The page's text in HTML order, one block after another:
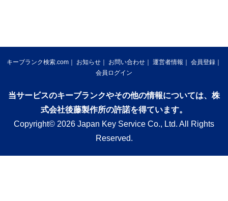
キーブランク検索.com お知らせ お問い合わせ 運営者情報
会員登録
会員ログイン
当サービスのキーブランクやその他の情報については、株
式会社後藤製作所の許諾を得ています。
Copyright© 2026 Japan Key Service Co., Ltd. All Rights
Reserved.